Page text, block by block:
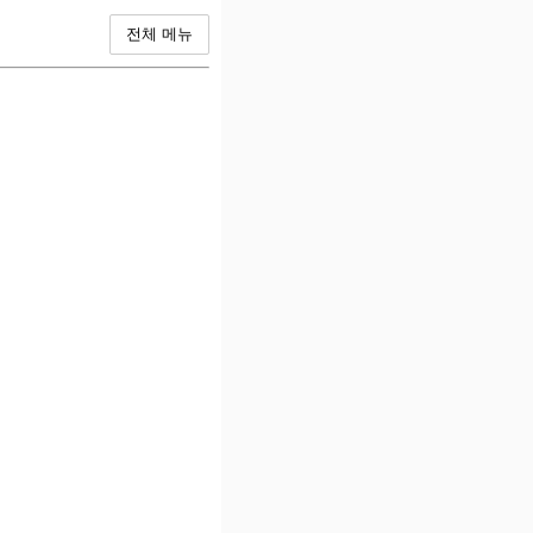
전체 메뉴